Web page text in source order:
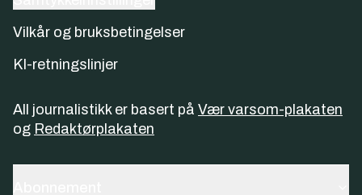
Vilkår og bruksbetingelser
KI-retningslinjer
All journalistikk er basert på Vær varsom-plakaten
og Redaktørplakaten